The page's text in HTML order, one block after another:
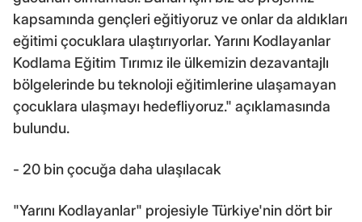
kapsamında gençleri eğitiyoruz ve onlar da aldıkları
eğitimi çocuklara ulaştırıyorlar. Yarını Kodlayanlar
Kodlama Eğitim Tırımız ile ülkemizin dezavantajlı
bölgelerinde bu teknoloji eğitimlerine ulaşamayan
çocuklara ulaşmayı hedefliyoruz." açıklamasında
bulundu.
- 20 bin çocuğa daha ulaşılacak
"Yarını Kodlayanlar" projesiyle Türkiye'nin dört bir